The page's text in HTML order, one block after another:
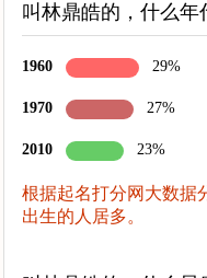
叫林鼎皓的，什么年
1960 29%
1970 27%
2010 23%
根据起名打分网大数据
出生的人居多。